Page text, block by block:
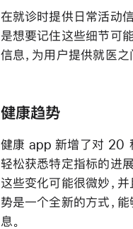
在就诊时提供日常活动
是想要记住这些细节可
信息，为用户提供就医之
健康趋势
健康 app 新增了对 20
轻松获悉特定指标的进
这些变化可能很微妙，
势是一个全新的方式，
息。